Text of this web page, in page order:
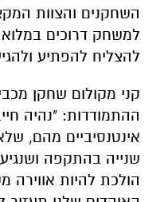
השחקנים והצוות
למשחק דרוכים
להצליח להפתיע
קני מקולום שחקן
ההתמודדות: "נהיה
אינטנסיביים מהם,
שנייה בהתקפה
הולכת להיות